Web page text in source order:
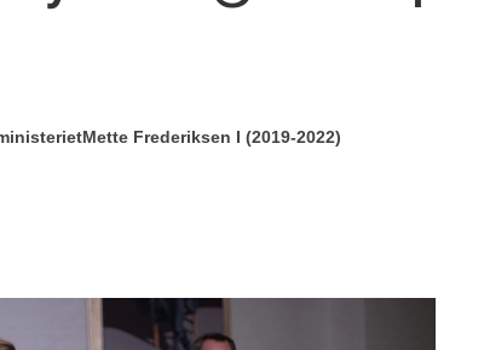
Mette Frederiksen I (2019-2022)